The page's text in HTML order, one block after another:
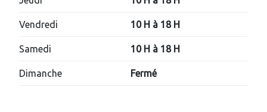
Vendredi 10 H à 18 H
Samedi 10 H à 18 H
Dimanche Fermé